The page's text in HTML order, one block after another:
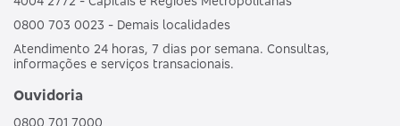
0800 703 0023 - Demais localidades
Atendimento 24 horas, 7 dias por semana. Consultas,
informações e serviços transacionais.
Ouvidoria
0800 701 7000